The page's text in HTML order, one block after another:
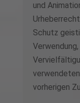
und
Schutz
vorherigen